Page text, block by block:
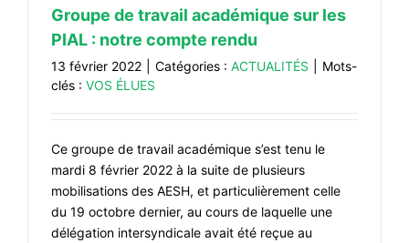
Groupe de travail académique sur les
PIAL : notre compte rendu
13 février 2022 Catégories : ACTUALITÉS
Mots-
clés : VOS ÉLUES
Ce groupe de travail académique s’est tenu le
mardi 8 février 2022 à la suite de plusieurs
mobilisations des AESH, et particulièrement celle
du 19 octobre dernier, au cours de laquelle une
délégation intersyndicale avait été reçue au